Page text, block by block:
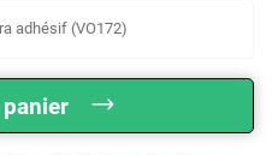
adhésif (VO172)